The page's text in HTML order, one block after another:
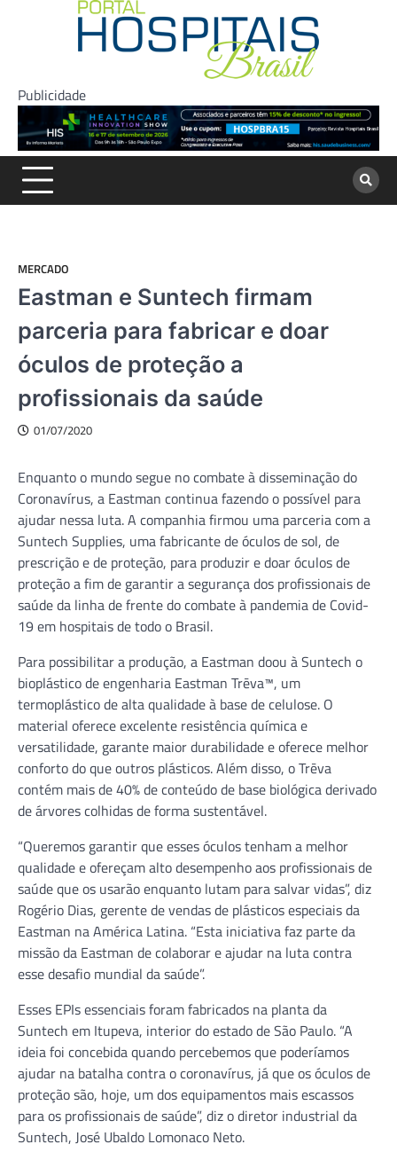
Publicidade
MERCADO
Eastman e Suntech firmam
parceria para fabricar e doar
óculos de proteção a
profissionais da saúde
01/07/2020
Enquanto o mundo segue no combate à disseminação do
Coronavírus, a Eastman continua fazendo o possível para
ajudar nessa luta. A companhia firmou uma parceria com a
Suntech Supplies, uma fabricante de óculos de sol, de
prescrição e de proteção, para produzir e doar óculos de
proteção a fim de garantir a segurança dos profissionais de
saúde da linha de frente do combate à pandemia de Covid-
19 em hospitais de todo o Brasil.
Para possibilitar a produção, a Eastman doou à Suntech o
bioplástico de engenharia Eastman Trēva™, um
termoplástico de alta qualidade à base de celulose. O
material oferece excelente resistência química e
versatilidade, garante maior durabilidade e oferece melhor
conforto do que outros plásticos. Além disso, o Trēva
contém mais de 40% de conteúdo de base biológica derivado
de árvores colhidas de forma sustentável.
“Queremos garantir que esses óculos tenham a melhor
qualidade e ofereçam alto desempenho aos profissionais de
saúde que os usarão enquanto lutam para salvar vidas”, diz
Rogério Dias, gerente de vendas de plásticos especiais da
Eastman na América Latina. “Esta iniciativa faz parte da
missão da Eastman de colaborar e ajudar na luta contra
esse desafio mundial da saúde”.
Esses EPIs essenciais foram fabricados na planta da
Suntech em Itupeva, interior do estado de São Paulo. “A
ideia foi concebida quando percebemos que poderíamos
ajudar na batalha contra o coronavírus, já que os óculos de
proteção são, hoje, um dos equipamentos mais escassos
para os profissionais de saúde”, diz o diretor industrial da
Suntech, José Ubaldo Lomonaco Neto.